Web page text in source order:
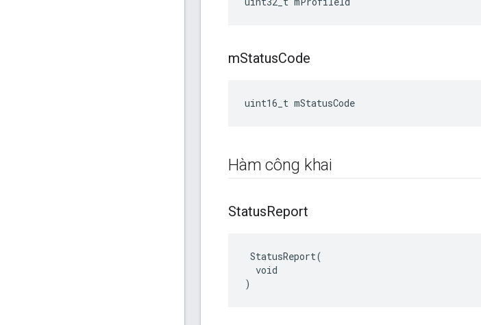
mStatusCode
uint16_t mStatusCode
Hàm công khai
StatusReport
StatusReport(
  void
)